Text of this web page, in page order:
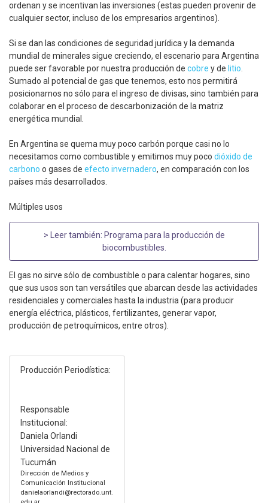
ordenan y se incentivan las inversiones (estas pueden provenir de
cualquier sector, incluso de los empresarios argentinos).
Si se dan las condiciones de seguridad jurídica y la demanda
mundial de minerales sigue creciendo, el escenario para Argentina
puede ser favorable por nuestra producción de cobre y de litio
Sumado al potencial de gas que tenemos, esto nos permitirá
posicionarnos no sólo para el ingreso de divisas, sino también para
colaborar en el proceso de descarbonización de la matriz
energética mundial.
En Argentina se quema muy poco carbón porque casi no lo
necesitamos como combustible y emitimos muy poco dióxido de
carbono o gases de efecto invernadero, en comparación con los
países más desarrollados.
Múltiples usos
> Leer también: Programa para la producción de
biocombustibles
El gas no sirve sólo de combustible o para calentar hogares, sino
que sus usos son tan versátiles que abarcan desde las actividades
residenciales y comerciales hasta la industria (para producir
energía eléctrica, plásticos, fertilizantes, generar vapor,
producción de petroquímicos, entre otros).
Producción Periodística:
Responsable
Institucional:
Daniela Orlandi
Universidad Nacional de
Tucumán
Dirección de Medios y
Comunicación Institucional
danielaorlandi@rectorado.unt.